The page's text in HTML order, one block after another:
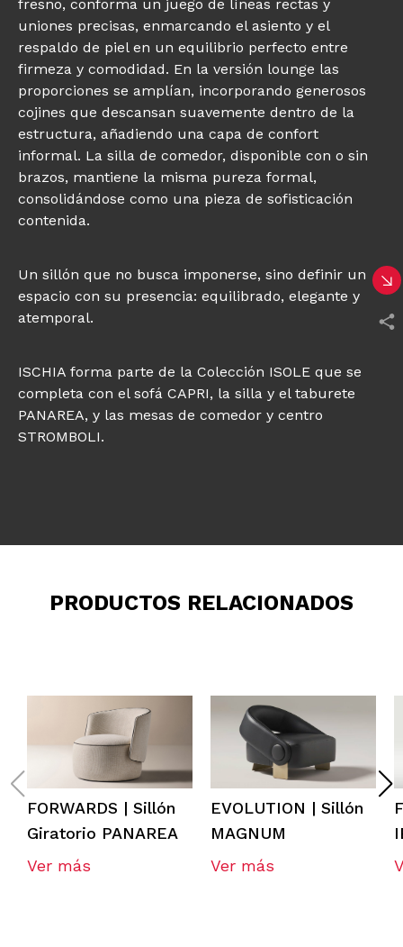
fresno, conforma un juego de líneas rectas y
uniones precisas, enmarcando el asiento y el
respaldo de piel en un equilibrio perfecto entre
firmeza y comodidad. En la versión lounge las
proporciones se amplían, incorporando generosos
cojines que descansan suavemente dentro de la
estructura, añadiendo una capa de confort
informal. La silla de comedor, disponible con o sin
brazos, mantiene la misma pureza formal,
consolidándose como una pieza de sofisticación
contenida.
Un sillón que no busca imponerse, sino definir un
espacio con su presencia: equilibrado, elegante y
atemporal.
ISCHIA forma parte de la Colección ISOLE que se
completa con el sofá CAPRI, la silla y el taburete
PANAREA, y las mesas de comedor y centro
STROMBOLI.
PRODUCTOS RELACIONADOS
FORWARDS | Sillón
Giratorio PANAREA
Ver más
EVOLUTION | Sillón
MAGNUM
Ver más